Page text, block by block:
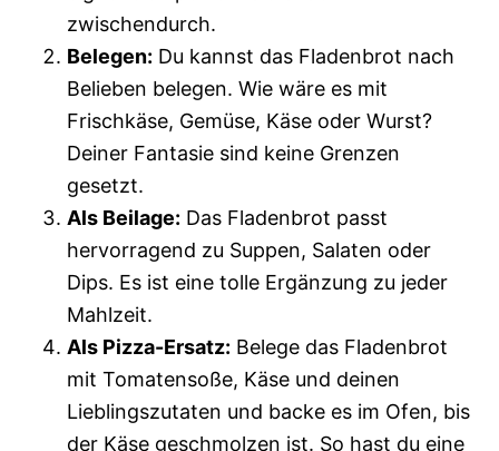
zwischendurch.
Belegen: Du kannst das Fladenbrot nach
Belieben belegen. Wie wäre es mit
Frischkäse, Gemüse, Käse oder Wurst?
Deiner Fantasie sind keine Grenzen
gesetzt.
Als Beilage: Das Fladenbrot passt
hervorragend zu Suppen, Salaten oder
Dips. Es ist eine tolle Ergänzung zu jeder
Mahlzeit.
Als Pizza-Ersatz: Belege das Fladenbrot
mit Tomatensoße, Käse und deinen
Lieblingszutaten und backe es im Ofen, bis
der Käse geschmolzen ist. So hast du eine